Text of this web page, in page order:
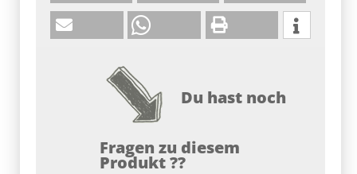
Du hast noch
Fragen zu diesem
Produkt ??